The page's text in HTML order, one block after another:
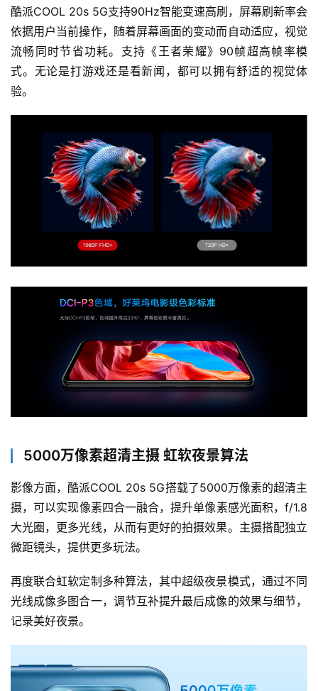
能
深
度
学
习
更
多
内
容
登录 注册
酷派COOL 20s 5G支持90Hz智能变速高刷，屏幕刷新率会
依据用户当前操作，随着屏幕画面的变动而自动适应，视觉
流畅同时节省功耗。支持《王者荣耀》90帧超高帧率模
式。无论是打游戏还是看新闻，都可以拥有舒适的视觉体
验。
5000万像素超清主摄 虹软夜景算法
影像方面，酷派COOL 20s 5G搭载了5000万像素的超清主
摄，可以实现像素四合一融合，提升单像素感光面积，f/1.8
大光圈，更多光线，从而有更好的拍摄效果。主摄搭配独立
微距镜头，提供更多玩法。
再度联合虹软定制多种算法，其中超级夜景模式，通过不同
光线成像多图合一，调节互补提升最后成像的效果与细节，
记录美好夜景。